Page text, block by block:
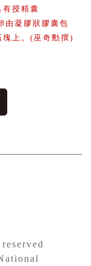
有授精囊
由凝膠狀膠囊包
塊上。(巫奇勳撰)